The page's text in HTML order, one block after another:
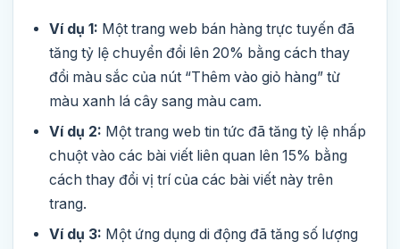
Ví dụ 1: Một trang web bán hàng trực tuyến đã
tăng tỷ lệ chuyển đổi lên 20% bằng cách thay
đổi màu sắc của nút “Thêm vào giỏ hàng” từ
màu xanh lá cây sang màu cam.
Ví dụ 2: Một trang web tin tức đã tăng tỷ lệ nhấp
chuột vào các bài viết liên quan lên 15% bằng
cách thay đổi vị trí của các bài viết này trên
trang.
Ví dụ 3: Một ứng dụng di động đã tăng số lượng